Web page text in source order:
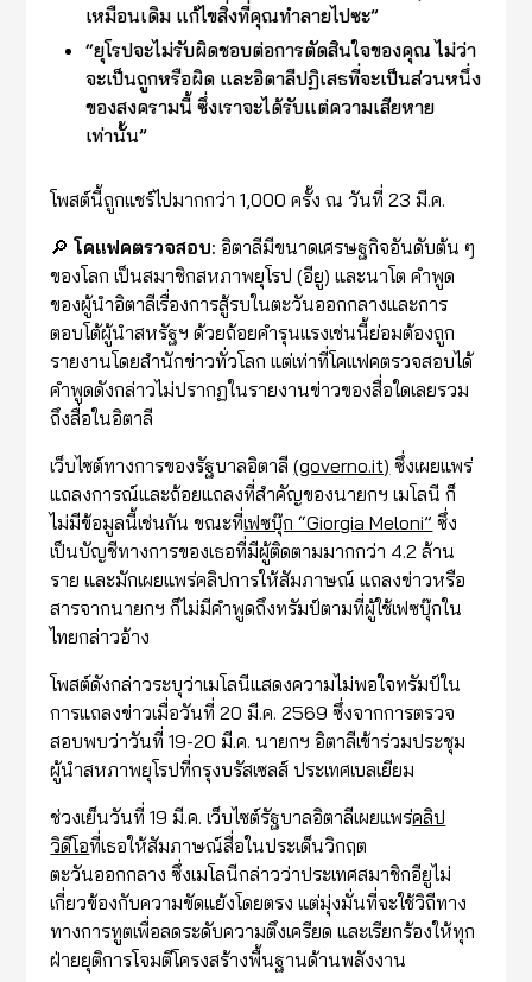
เหมือนเดิม แก้ไขสิ่งที่คุณทำลายไปซะ”
“ยุโรปจะไม่รับผิดชอบต่อการตัดสินใจของคุณ ไม่ว่า
จะเป็นถูกหรือผิด และอิตาลีปฏิเสธที่จะเป็นส่วนหนึ่ง
ของสงครามนี้ ซึ่งเราจะได้รับแต่ความเสียหาย
เท่านั้น”
โพสต์นี้ถูกแชร์ไปมากกว่า 1,000 ครั้ง ณ วันที่ 23 มี.ค.
🔎โคแฟคตรวจสอบ: อิตาลีมีขนาดเศรษฐกิจอันดับต้น ๆ
ของโลก เป็นสมาชิกสหภาพยุโรป (อียู) และนาโต คำพูด
ของผู้นำอิตาลีเรื่องการสู้รบในตะวันออกกลางและการ
ตอบโต้ผู้นำสหรัฐฯ ด้วยถ้อยคำรุนแรงเช่นนี้ย่อมต้องถูก
รายงานโดยสำนักข่าวทั่วโลก แต่เท่าที่โคแฟคตรวจสอบได้
คำพูดดังกล่าวไม่ปรากฏในรายงานข่าวของสื่อใดเลยรวม
ถึงสื่อในอิตาลี
เว็บไซต์ทางการของรัฐบาลอิตาลี(governo.it) ซึ่งเผยแพร่
แถลงการณ์และถ้อยแถลงที่สำคัญของนายกฯ เมโลนี ก็
ไม่มีข้อมูลนี้เช่นกัน ขณะที่เฟซบุ๊ก “Giorgia Meloni” ซึ่ง
เป็นบัญชีทางการของเธอที่มีผู้ติดตามมากกว่า 4.2 ล้าน
ราย และมักเผยแพร่คลิปการให้สัมภาษณ์ แถลงข่าวหรือ
สารจากนายกฯ ก็ไม่มีคำพูดถึงทรัมป์ตามที่ผู้ใช้เฟซบุ๊กใน
ไทยกล่าวอ้าง
โพสต์ดังกล่าวระบุว่าเมโลนีแสดงความไม่พอใจทรัมป์ใน
การแถลงข่าวเมื่อวันที่ 20 มี.ค. 2569 ซึ่งจากการตรวจ
สอบพบว่าวันที่ 19-20 มี.ค. นายกฯ อิตาลีเข้าร่วมประชุม
ผู้นำสหภาพยุโรปที่กรุงบรัสเซลส์ ประเทศเบลเยียม
ช่วงเย็นวันที่ 19 มี.ค. เว็บไซต์รัฐบาลอิตาลีเผยแพร่คลิป
วิดีโอที่เธอให้สัมภาษณ์สื่อในประเด็นวิกฤต
ตะวันออกกลาง ซึ่งเมโลนีกล่าวว่าประเทศสมาชิกอียูไม่
เกี่ยวข้องกับความขัดแย้งโดยตรง แต่มุ่งมั่นที่จะใช้วิถีทาง
ทางการทูตเพื่อลดระดับความตึงเครียด และเรียกร้องให้ทุก
ฝ่ายยุติการโจมตีโครงสร้างพื้นฐานด้านพลังงาน